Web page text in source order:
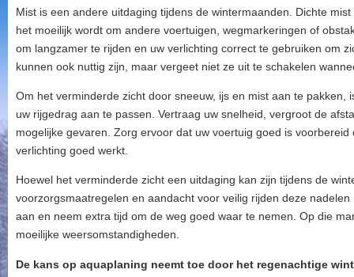
Mist is een andere uitdaging tijdens de wintermaanden. Dichte
het moeilijk wordt om andere voertuigen, wegmarkeringen of
om langzamer te rijden en uw verlichting correct te gebruiken om
kunnen ook nuttig zijn, maar vergeet niet ze uit te schakelen
Om het verminderde zicht door sneeuw, ijs en mist aan te pakken,
uw rijgedrag aan te passen. Vertraag uw snelheid, vergroot de
mogelijke gevaren. Zorg ervoor dat uw voertuig goed is
verlichting goed werkt.
Hoewel het verminderde zicht een uitdaging kan zijn tijdens de
voorzorgsmaatregelen en aandacht voor veilig rijden deze
aan en neem extra tijd om de weg goed waar te nemen. Op die
moeilijke weersomstandigheden.
De kans op aquaplaning neemt toe door het regenachtige